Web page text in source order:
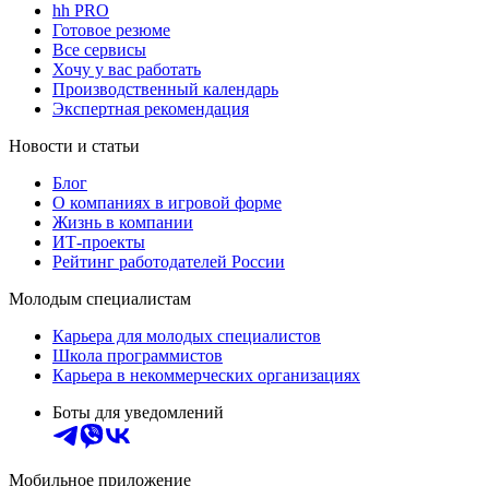
hh PRO
Готовое резюме
Все сервисы
Хочу у вас работать
Производственный календарь
Экспертная рекомендация
Новости и статьи
Блог
О компаниях в игровой форме
Жизнь в компании
ИТ-проекты
Рейтинг работодателей России
Молодым специалистам
Карьера для молодых специалистов
Школа программистов
Карьера в некоммерческих организациях
Боты для уведомлений
Мобильное приложение